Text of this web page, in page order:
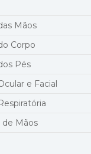
Mãos
Corpo
Pés
e Facial
de Mãos